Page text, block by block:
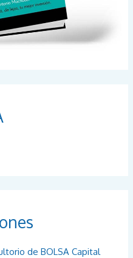
de BOLSA Capital